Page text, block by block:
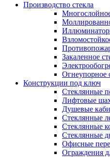
Производство стекла
Закаленное
Огнеупорное
Конструкции под ключ
Стеклянные
Лифтовые
Душевые
Cтеклянные
Cтеклянные
Cтеклянные
Офисные
Ограждения